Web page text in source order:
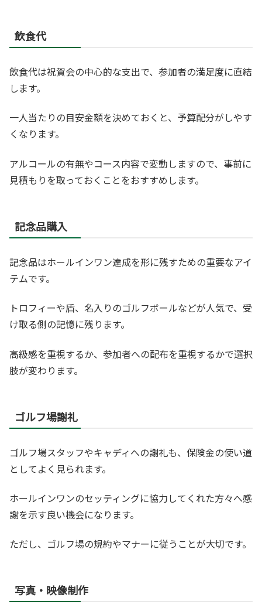
飲食代
飲食代は祝賀会の中心的な支出で、参加者の満足度に直結
します。
一人当たりの目安金額を決めておくと、予算配分がしやす
くなります。
アルコールの有無やコース内容で変動しますので、事前に
見積もりを取っておくことをおすすめします。
記念品購入
記念品はホールインワン達成を形に残すための重要なアイ
テムです。
トロフィーや盾、名入りのゴルフボールなどが人気で、受
け取る側の記憶に残ります。
高級感を重視するか、参加者への配布を重視するかで選択
肢が変わります。
ゴルフ場謝礼
ゴルフ場スタッフやキャディへの謝礼も、保険金の使い道
としてよく見られます。
ホールインワンのセッティングに協力してくれた方々へ感
謝を示す良い機会になります。
ただし、ゴルフ場の規約やマナーに従うことが大切です。
写真・映像制作